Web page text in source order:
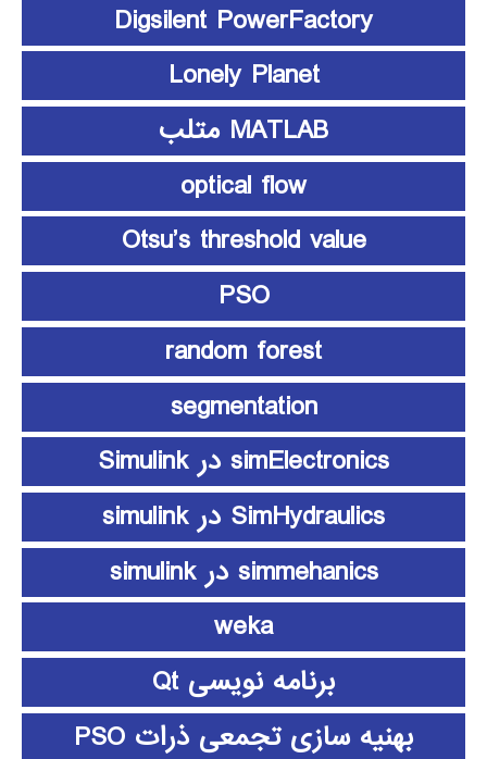
Digsilent PowerFactory
Lonely Planet
MATLAB متلب
optical flow
Otsu’s threshold value
PSO
random forest
segmentation
simElectronics در Simulink
SimHydraulics در simulink
simmehanics در simulink
weka
برنامه نویسی Qt
بهنیه سازی تجمعی ذرات PSO